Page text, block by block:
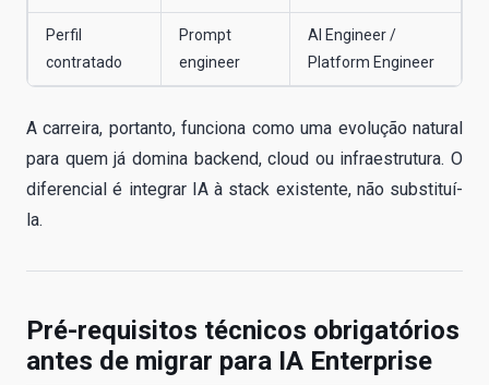
Perfil
contratado
Prompt
engineer
AI Engineer /
Platform Engineer
A carreira, portanto, funciona como uma evolução natural
para quem já domina backend, cloud ou infraestrutura. O
diferencial é integrar IA à stack existente, não substituí-
la.
Pré-requisitos técnicos obrigatórios
antes de migrar para IA Enterprise